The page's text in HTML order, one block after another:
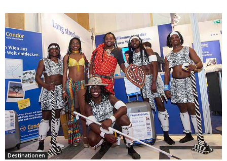
Destinationen